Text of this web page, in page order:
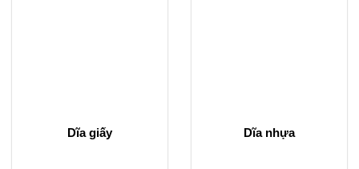
Dĩa giấy Dĩa nhựa